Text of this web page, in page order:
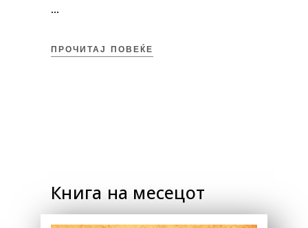
ПРОЧИТАЈ ПОВЕЌЕ
Книга на месецот